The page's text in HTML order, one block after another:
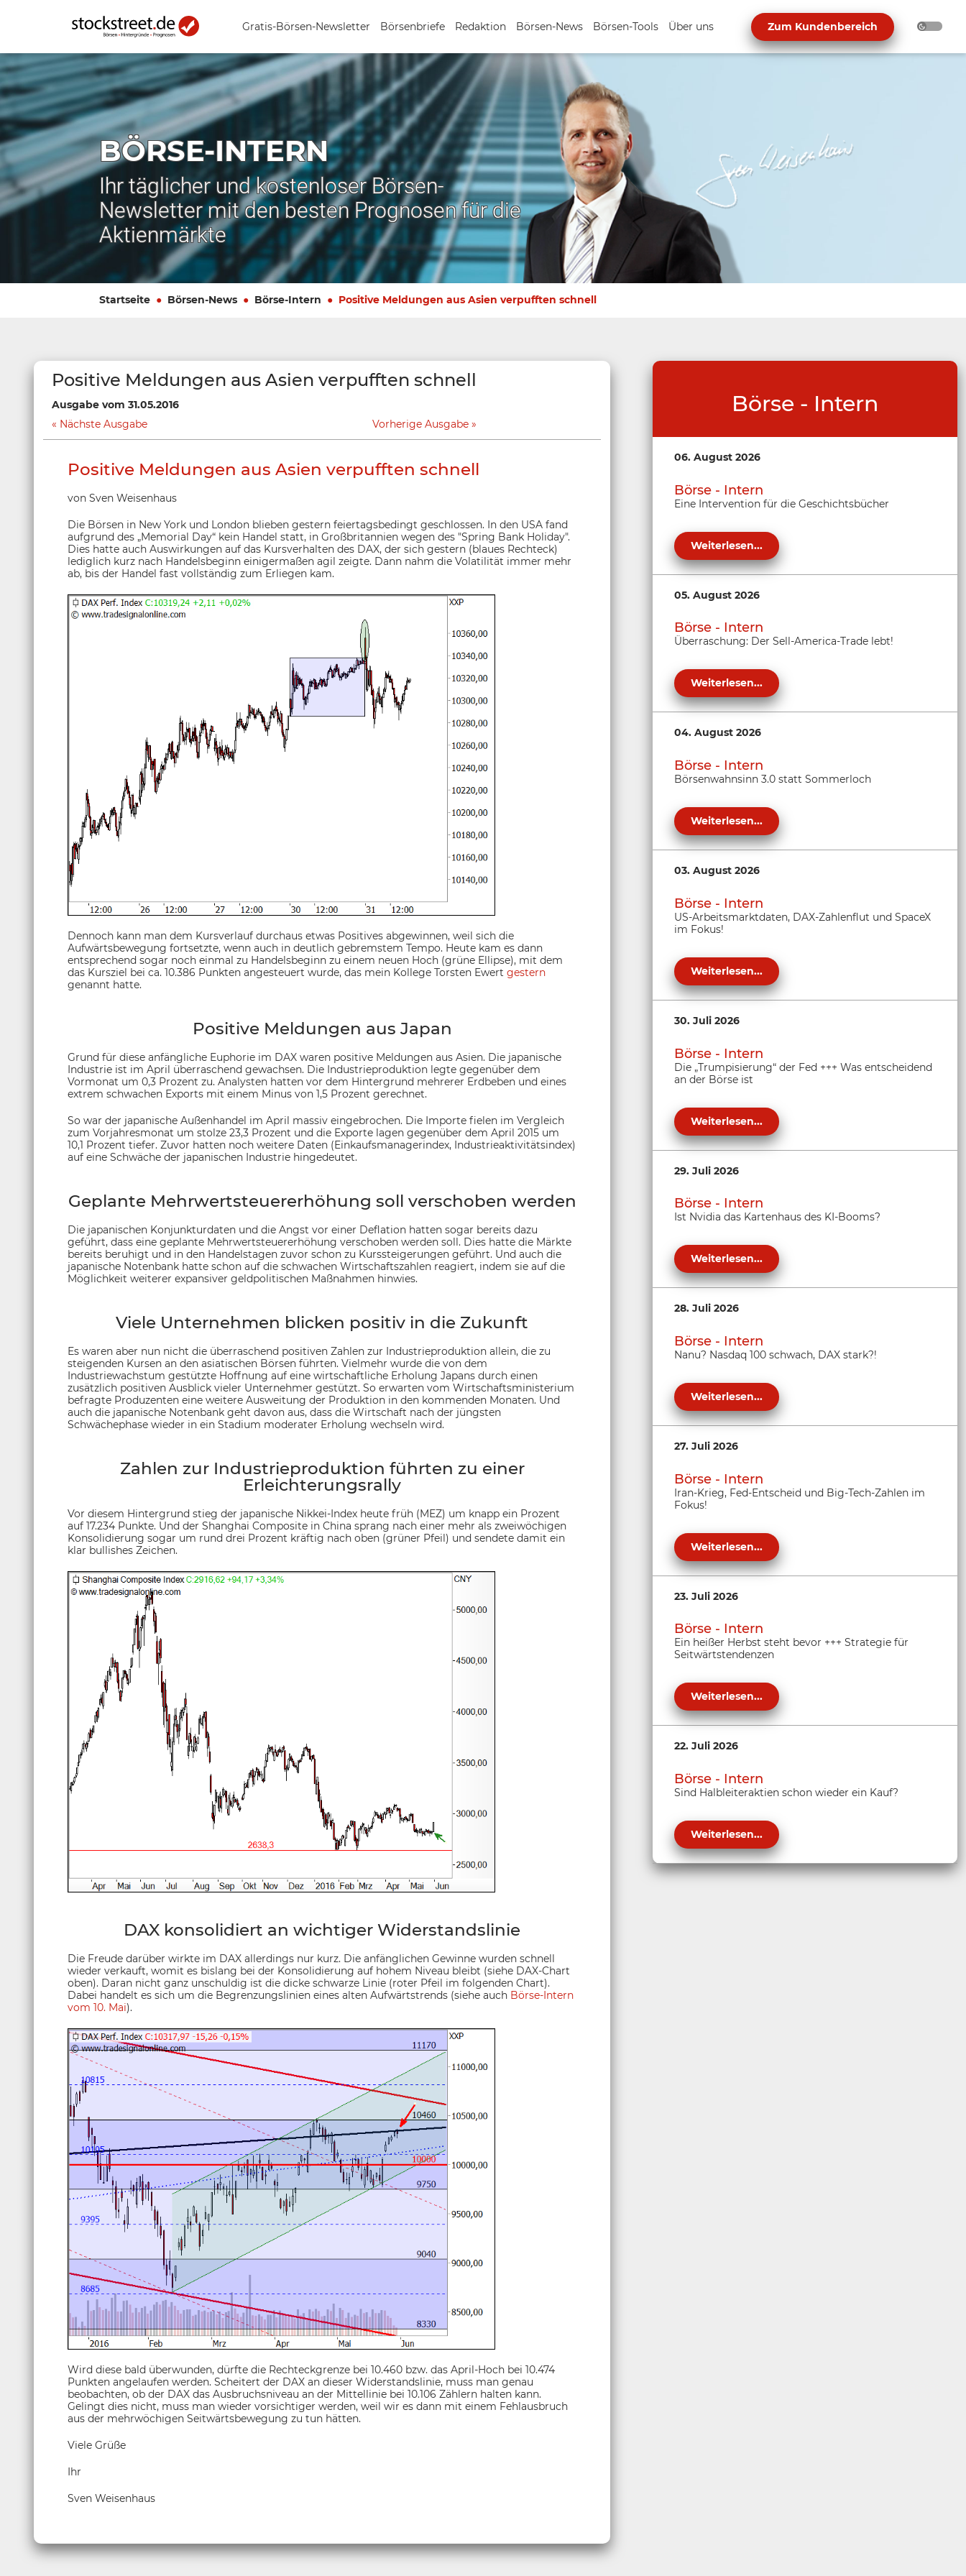
Gratis-Börsen-Newsletter Börsenbriefe Redaktion Börsen-News Börsen-Tools Über uns Zum Kundenbereich
BÖRSE-INTERN
Ihr täglicher und kostenloser Börsen-
Newsletter mit den besten Prognosen für die
Aktienmärkte
Startseite Börsen-News Börse-Intern Positive Meldungen aus Asien verpufften schnell
Positive Meldungen aus Asien verpufften schnell
Ausgabe vom 31.05.2016
Nächste Ausgabe
Vorherige Ausgabe
Positive Meldungen aus Asien verpufften schnell
von Sven Weisenhaus
Die Börsen in New York und London blieben gestern feiertagsbedingt geschlossen. In den USA fand
aufgrund des „Memorial Day“ kein Handel statt, in Großbritannien wegen des "Spring Bank Holiday".
Dies hatte auch Auswirkungen auf das Kursverhalten des DAX, der sich gestern (blaues Rechteck)
lediglich kurz nach Handelsbeginn einigermaßen agil zeigte. Dann nahm die Volatilität immer mehr
ab, bis der Handel fast vollständig zum Erliegen kam.
Dennoch kann man dem Kursverlauf durchaus etwas Positives abgewinnen, weil sich die
Aufwärtsbewegung fortsetzte, wenn auch in deutlich gebremstem Tempo. Heute kam es dann
entsprechend sogar noch einmal zu Handelsbeginn zu einem neuen Hoch (grüne Ellipse), mit dem
das Kursziel bei ca. 10.386 Punkten angesteuert wurde, das mein Kollege Torsten Ewert gestern
genannt hatte.
Positive Meldungen aus Japan
Grund für diese anfängliche Euphorie im DAX waren positive Meldungen aus Asien. Die japanische
Industrie ist im April überraschend gewachsen. Die Industrieproduktion legte gegenüber dem
Vormonat um 0,3 Prozent zu. Analysten hatten vor dem Hintergrund mehrerer Erdbeben und eines
extrem schwachen Exports mit einem Minus von 1,5 Prozent gerechnet.
So war der japanische Außenhandel im April massiv eingebrochen. Die Importe fielen im Vergleich
zum Vorjahresmonat um stolze 23,3 Prozent und die Exporte lagen gegenüber dem April 2015 um
10,1 Prozent tiefer. Zuvor hatten noch weitere Daten (Einkaufsmanagerindex, Industrieaktivitätsindex)
auf eine Schwäche der japanischen Industrie hingedeutet.
Geplante Mehrwertsteuererhöhung soll verschoben werden
Die japanischen Konjunkturdaten und die Angst vor einer Deflation hatten sogar bereits dazu
geführt, dass eine geplante Mehrwertsteuererhöhung verschoben werden soll. Dies hatte die Märkte
bereits beruhigt und in den Handelstagen zuvor schon zu Kurssteigerungen geführt. Und auch die
japanische Notenbank hatte schon auf die schwachen Wirtschaftszahlen reagiert, indem sie auf die
Möglichkeit weiterer expansiver geldpolitischen Maßnahmen hinwies.
Viele Unternehmen blicken positiv in die Zukunft
Es waren aber nun nicht die überraschend positiven Zahlen zur Industrieproduktion allein, die zu
steigenden Kursen an den asiatischen Börsen führten. Vielmehr wurde die von dem
Industriewachstum gestützte Hoffnung auf eine wirtschaftliche Erholung Japans durch einen
zusätzlich positiven Ausblick vieler Unternehmer gestützt. So erwarten vom Wirtschaftsministerium
befragte Produzenten eine weitere Ausweitung der Produktion in den kommenden Monaten. Und
auch die japanische Notenbank geht davon aus, dass die Wirtschaft nach der jüngsten
Schwächephase wieder in ein Stadium moderater Erholung wechseln wird.
Zahlen zur Industrieproduktion führten zu einer
Erleichterungsrally
Vor diesem Hintergrund stieg der japanische Nikkei-Index heute früh (MEZ) um knapp ein Prozent
auf 17.234 Punkte. Und der Shanghai Composite in China sprang nach einer mehr als zweiwöchigen
Konsolidierung sogar um rund drei Prozent kräftig nach oben (grüner Pfeil) und sendete damit ein
klar bullishes Zeichen.
DAX konsolidiert an wichtiger Widerstandslinie
Die Freude darüber wirkte im DAX allerdings nur kurz. Die anfänglichen Gewinne wurden schnell
wieder verkauft, womit es bislang bei der Konsolidierung auf hohem Niveau bleibt (siehe DAX-Chart
oben). Daran nicht ganz unschuldig ist die dicke schwarze Linie (roter Pfeil im folgenden Chart).
Dabei handelt es sich um die Begrenzungslinien eines alten Aufwärtstrends (siehe auch Börse-Intern
vom 10. Mai).
Wird diese bald überwunden, dürfte die Rechteckgrenze bei 10.460 bzw. das April-Hoch bei 10.474
Punkten angelaufen werden. Scheitert der DAX an dieser Widerstandslinie, muss man genau
beobachten, ob der DAX das Ausbruchsniveau an der Mittellinie bei 10.106 Zählern halten kann.
Gelingt dies nicht, muss man wieder vorsichtiger werden, weil wir es dann mit einem Fehlausbruch
aus der mehrwöchigen Seitwärtsbewegung zu tun hätten.
Viele Grüße
Ihr
Sven Weisenhaus
Börse - Intern
06. August 2026
Börse - Intern
Eine Intervention für die Geschichtsbücher
Weiterlesen...
05. August 2026
Börse - Intern
Überraschung: Der Sell-America-Trade lebt!
Weiterlesen...
04. August 2026
Börse - Intern
Börsenwahnsinn 3.0 statt Sommerloch
Weiterlesen...
03. August 2026
Börse - Intern
US-Arbeitsmarktdaten, DAX-Zahlenflut und SpaceX
im Fokus!
Weiterlesen...
30. Juli 2026
Börse - Intern
Die „Trumpisierung“ der Fed +++ Was entscheidend
an der Börse ist
Weiterlesen...
29. Juli 2026
Börse - Intern
Ist Nvidia das Kartenhaus des KI-Booms?
Weiterlesen...
28. Juli 2026
Börse - Intern
Nanu? Nasdaq 100 schwach, DAX stark?!
Weiterlesen...
27. Juli 2026
Börse - Intern
Iran-Krieg, Fed-Entscheid und Big-Tech-Zahlen im
Fokus!
Weiterlesen...
23. Juli 2026
Börse - Intern
Ein heißer Herbst steht bevor +++ Strategie für
Seitwärtstendenzen
Weiterlesen...
22. Juli 2026
Börse - Intern
Sind Halbleiteraktien schon wieder ein Kauf?
Weiterlesen...